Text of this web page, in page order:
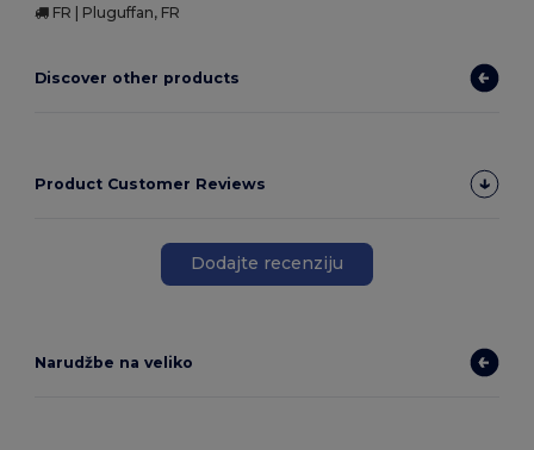
FR | Pluguffan, FR
Discover other products
Product Customer Reviews
Dodajte recenziju
Narudžbe na veliko